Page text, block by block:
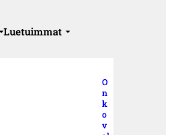
Luetuimmat
O
n
k
o
v